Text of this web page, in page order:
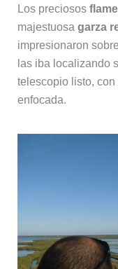
Los preciosos
majestuosa garza
impresionaron
las iba localizando
telescopio listo,
enfocada.